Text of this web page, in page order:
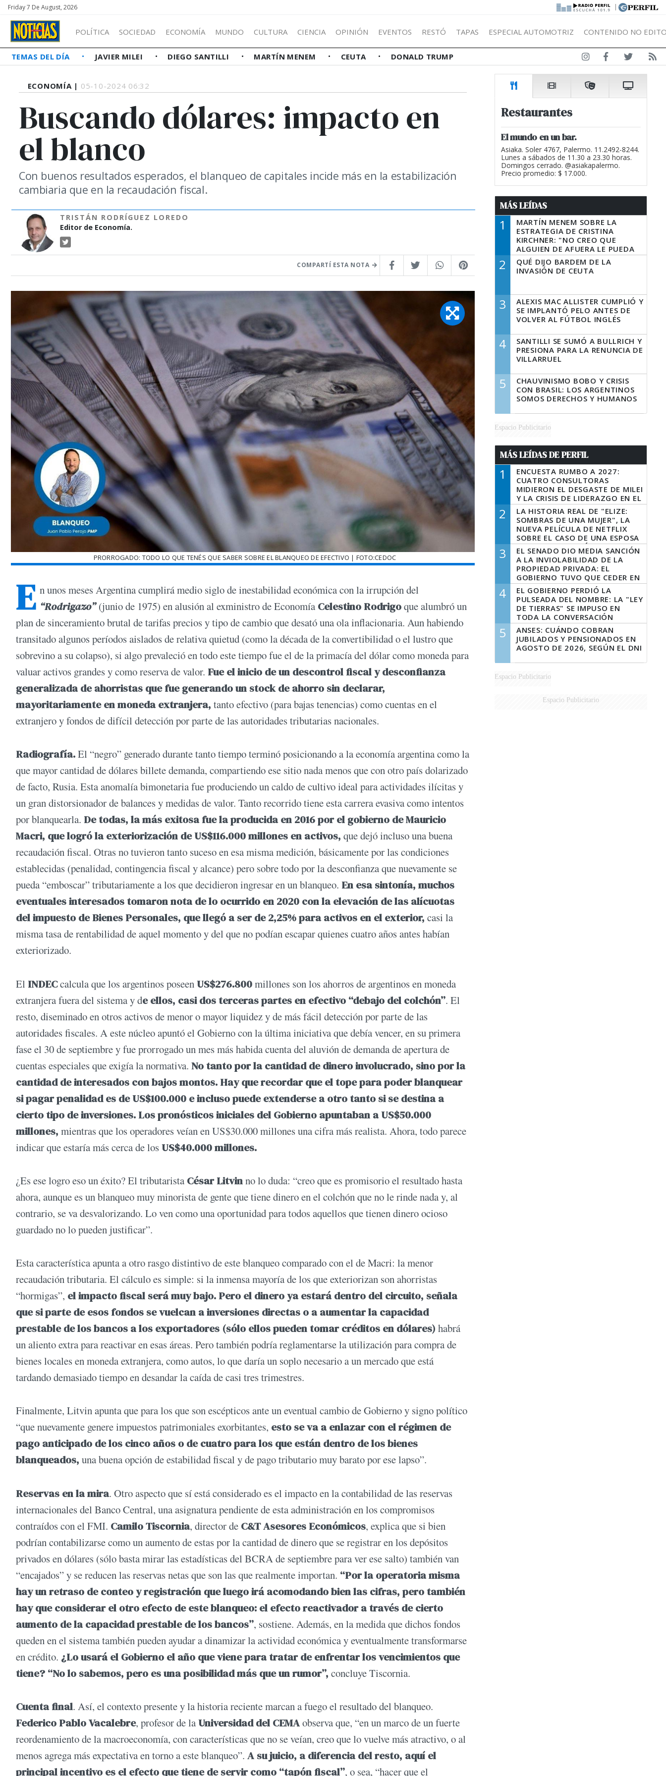
Friday 7 De August, 2026 |
POLÍTICA SOCIEDAD ECONOMÍA MUNDO CULTURA CIENCIA OPINIÓN EVENTOS RESTÓ TAPAS ESPECIAL AUTOMOTRIZ CONTENIDO NO
TEMAS DEL DÍA JAVIER MILEI DIEGO SANTILLI MARTÍN MENEM CEUTA DONALD TRUMP
ECONOMÍA | 05-10-2024 06:32
Buscando dólares: impacto en
el blanco
Con buenos resultados esperados, el blanqueo de capitales incide más en la estabilización
cambiaria que en la recaudación fiscal.
TRISTÁN RODRÍGUEZ LOREDO
Editor de Economía.
COMPARTÍ ESTA NOTA
PRORROGADO: TODO LO QUE TENÉS QUE SABER SOBRE EL BLANQUEO DE EFECTIVO | FOTO:CEDOC
E n unos meses Argentina cumplirá medio siglo de inestabilidad económica con la irrupción del
“Rodrigazo”(junio de 1975) en alusión al exministro de Economía Celestino Rodrigoque alumbró un
plan de sinceramiento brutal de tarifas precios y tipo de cambio que desató una ola inflacionaria. Aun habiendo
transitado algunos períodos aislados de relativa quietud (como la década de la convertibilidad o el lustro que
sobrevino a su colapso), si algo prevaleció en todo este tiempo fue el de la primacía del dólar como moneda para
valuar activos grandes y como reserva de valor. Fue el inicio de un descontrol fiscal y desconfianza
generalizada de ahorristas que fue generando un stock de ahorro sin declarar,
mayoritariamente en moneda extranjera, tanto efectivo (para bajas tenencias) como cuentas en el
extranjero y fondos de difícil detección por parte de las autoridades tributarias nacionales.
Radiografía.El “negro” generado durante tanto tiempo terminó posicionando a la economía argentina como la
que mayor cantidad de dólares billete demanda, compartiendo ese sitio nada menos que con otro país dolarizado
de facto, Rusia. Esta anomalía bimonetaria fue produciendo un caldo de cultivo ideal para actividades ilícitas y
un gran distorsionador de balances y medidas de valor. Tanto recorrido tiene esta carrera evasiva como intentos
por blanquearla. De todas, la más exitosa fue la producida en 2016 por el gobierno de Mauricio
Macri, que logró la exteriorización de US$116.000 millones en activos, que dejó incluso una buena
recaudación fiscal. Otras no tuvieron tanto suceso en esa misma medición, básicamente por las condiciones
establecidas (penalidad, contingencia fiscal y alcance) pero sobre todo por la desconfianza que nuevamente se
pueda “emboscar” tributariamente a los que decidieron ingresar en un blanqueo. En esa sintonía, muchos
eventuales interesados tomaron nota de lo ocurrido en 2020 con la elevación de las alícuotas
del impuesto de Bienes Personales, que llegó a ser de 2,25% para activos en el exterior, casi la
misma tasa de rentabilidad de aquel momento y del que no podían escapar quienes cuatro años antes habían
exteriorizado.
El INDECcalcula que los argentinos poseenUS$276.800millones son los ahorros de argentinos en moneda
extranjera fuera del sistema y de ellos, casi dos terceras partes en efectivo “debajo del colchón”. El
resto, diseminado en otros activos de menor o mayor liquidez y de más fácil detección por parte de las
autoridades fiscales. A este núcleo apuntó el Gobierno con la última iniciativa que debía vencer, en su primera
fase el 30 de septiembre y fue prorrogado un mes más habida cuenta del aluvión de demanda de apertura de
cuentas especiales que exigía la normativa. No tanto por la cantidad de dinero involucrado, sino por la
cantidad de interesados con bajos montos. Hay que recordar que el tope para poder blanquear
si pagar penalidad es de US$100.000 e incluso puede extenderse a otro tanto si se destina a
cierto tipo de inversiones. Los pronósticos iniciales del Gobierno apuntaban a US$50.000
millones, mientras que los operadores veían en US$30.000 millones una cifra más realista. Ahora, todo parece
indicar que estaría más cerca de losUS$40.000 millones.
¿Es ese logro eso un éxito? El tributarista César Litvinno lo duda: “creo que es promisorio el resultado hasta
ahora, aunque es un blanqueo muy minorista de gente que tiene dinero en el colchón que no le rinde nada y, al
contrario, se va desvalorizando. Lo ven como una oportunidad para todos aquellos que tienen dinero ocioso
guardado no lo pueden justificar”.
Esta característica apunta a otro rasgo distintivo de este blanqueo comparado con el de Macri: la menor
recaudación tributaria. El cálculo es simple: si la inmensa mayoría de los que exteriorizan son ahorristas
“hormigas”, el impacto fiscal será muy bajo. Pero el dinero ya estará dentro del circuito, señala
que si parte de esos fondos se vuelcan a inversiones directas o a aumentar la capacidad
prestable de los bancos a los exportadores (sólo ellos pueden tomar créditos en dólares) habrá
un aliento extra para reactivar en esas áreas. Pero también podría reglamentarse la utilización para compra de
bienes locales en moneda extranjera, como autos, lo que daría un soplo necesario a un mercado que está
tardando demasiado tiempo en desandar la caída de casi tres trimestres.
Finalmente, Litvin apunta que para los que son escépticos ante un eventual cambio de Gobierno y signo político
“que nuevamente genere impuestos patrimoniales exorbitantes, esto se va a enlazar con el régimen de
pago anticipado de los cinco años o de cuatro para los que están dentro de los bienes
blanqueados, una buena opción de estabilidad fiscal y de pago tributario muy barato por ese lapso”.
Reservas en la mira. Otro aspecto que sí está considerado es el impacto en la contabilidad de las reservas
internacionales del Banco Central, una asignatura pendiente de esta administración en los compromisos
contraídos con el FMI. Camilo Tiscornia, director de C&T Asesores Económicos, explica que si bien
podrían contabilizarse como un aumento de estas por la cantidad de dinero que se registrar en los depósitos
privados en dólares (sólo basta mirar las estadísticas del BCRA de septiembre para ver ese salto) también van
“encajados” y se reducen las reservas netas que son las que realmente importan. “Por la operatoria misma
hay un retraso de conteo y registración que luego irá acomodando bien las cifras, pero también
hay que considerar el otro efecto de este blanqueo: el efecto reactivador a través de cierto
aumento de la capacidad prestable de los bancos”, sostiene. Además, en la medida que dichos fondos
queden en el sistema también pueden ayudar a dinamizar la actividad económica y eventualmente transformarse
en crédito. ¿Lo usará el Gobierno el año que viene para tratar de enfrentar los vencimientos que
tiene? “No lo sabemos, pero es una posibilidad más que un rumor”, concluye Tiscornia.
Cuenta final. Así, el contexto presente y la historia reciente marcan a fuego el resultado del blanqueo.
Federico Pablo Vacalebre, profesor de laUniversidad del CEMAobserva que, “en un marco de un fuerte
reordenamiento de la macroeconomía, con características que no se veían, creo que lo vuelve más atractivo, o al
menos agrega más expectativa en torno a este blanqueo”. A su juicio, a diferencia del resto, aquí el
principal incentivo es el efecto que tiene de servir como “tapón fiscal”, o sea, “hacer que el
Restaurantes
El mundo en un bar.
Asiaka. Soler 4767, Palermo. 11.2492-8244.
Lunes a sábados de 11.30 a 23.30 horas.
Domingos cerrado. @asiakapalermo.
Precio promedio: $ 17.000.
MÁS LEÍDAS
1
MARTÍN MENEM SOBRE LA
ESTRATEGIA DE CRISTINA
KIRCHNER: "NO CREO QUE
ALGUIEN DE AFUERA LE PUEDA
DECIR A LA JUSTICIA LO QUE
TIENE QUE HACER"
2
QUÉ DIJO BARDEM DE LA
INVASIÓN DE CEUTA
3
ALEXIS MAC ALLISTER CUMPLIÓ Y
SE IMPLANTÓ PELO ANTES DE
VOLVER AL FÚTBOL INGLÉS
4
SANTILLI SE SUMÓ A BULLRICH Y
PRESIONA PARA LA RENUNCIA DE
VILLARRUEL
5
CHAUVINISMO BOBO Y CRISIS
CON BRASIL: LOS ARGENTINOS
SOMOS DERECHOS Y HUMANOS
Espacio Publicitario
MÁS LEÍDAS DE PERFIL
1
ENCUESTA RUMBO A 2027:
CUATRO CONSULTORAS
MIDIERON EL DESGASTE DE MILEI
Y LA CRISIS DE LIDERAZGO EN EL
PERONISMO
2
LA HISTORIA REAL DE "ELIZE:
SOMBRAS DE UNA MUJER", LA
NUEVA PELÍCULA DE NETFLIX
SOBRE EL CASO DE UNA ESPOSA
QUE DESCUARTIZÓ A SU
MARIDO
3
EL SENADO DIO MEDIA SANCIÓN
A LA INVIOLABILIDAD DE LA
PROPIEDAD PRIVADA: EL
GOBIERNO TUVO QUE CEDER EN
LA LEY DEL MANEJO DEL FUEGO
4
EL GOBIERNO PERDIÓ LA
PULSEADA DEL NOMBRE: LA "LEY
DE TIERRAS" SE IMPUSO EN
TODA LA CONVERSACIÓN
DIGITAL
5
ANSES: CUÁNDO COBRAN
JUBILADOS Y PENSIONADOS EN
AGOSTO DE 2026, SEGÚN EL DNI
Espacio Publicitario
Espacio Publicitario